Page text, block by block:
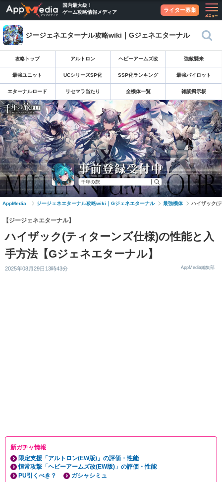
国内最大級！
ゲーム攻略情報メディア
ライター募集
ジージェネエターナル攻略wiki｜Gジェネエターナル
攻略トップ アルトロン ヘビーアームズ改 強敵襲来
最強ユニット UCシリーズSP化 SSP化ランキング 最強パイロット
エターナルロード リセマラ当たり 全機体一覧 雑談掲示板
AppMedia ジージェネエターナル攻略wiki｜Gジェネエターナル 最強機体 ハイザック(
【ジージェネエターナル】
ハイザック(ティターンズ仕様)の性能と入
手方法【Gジェネエターナル】
2025年08月29日13時43分 AppMedia編集部
新ガチャ情報
限定支援「アルトロン(EW版)」の評価・性能
恒常攻撃「ヘビーアームズ改(EW版)」の評価・性能
PU引くべき？
ガシャシミュ